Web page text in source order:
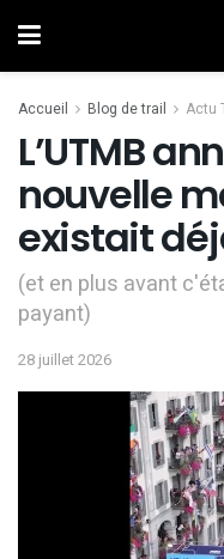
Accueil Blog de trail Actu
L’UTMB
nouvelle
existait
(et en plus avant
payant)
28 juillet 2026